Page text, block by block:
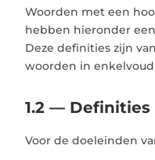
Woorden met een
hebben hieronder
Deze definities zijn
woorden in
1.2 — Definities
Voor de doeleinden